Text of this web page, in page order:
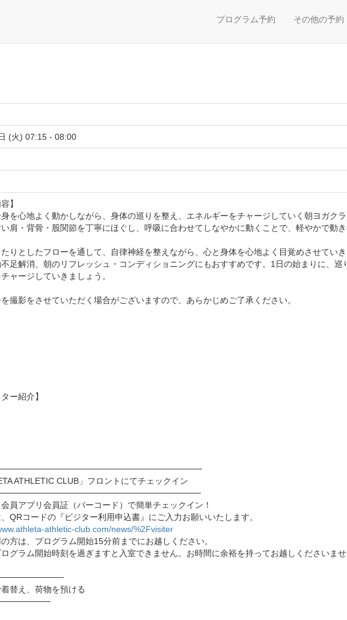
プログラム予約 その他の予約
(火) 07:15 - 08:00
】
を心地よく動かしながら、身体の巡りを整え、エネルギーをチャージしていく朝ヨガクラ
肩・背骨・股関節を丁寧にほぐし、呼吸に合わせてしなやかに動くことで、軽やかで動
りとしたフローを通して、自律神経を整えながら、心と身体を心地よく目覚めさせていき
足解消、朝のリフレッシュ・コンディショニングにもおすすめです。1日の始まりに、巡
ャージしていきましょう。
撮影をさせていただく場合がございますので、あらかじめご了承ください。
ー紹介】
ATHLETIC CLUB」フロントにてチェックイン
員アプリ会員証（バーコード）で簡単チェックイン！
QRコードの『ビジター利用申込書』にご入力お願いいたします。
athletic-club.com/news/%2Fvisiter
方は、プログラム開始15分前までにお越しください。
グラム開始時刻を過ぎますと入室できません。お時間に余裕を持ってお越しくださいませ
替え、荷物を預ける